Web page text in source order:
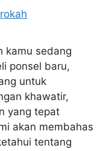
kamu sedang
ponsel baru,
untuk
khawatir,
yang tepat
akan membahas
tentang